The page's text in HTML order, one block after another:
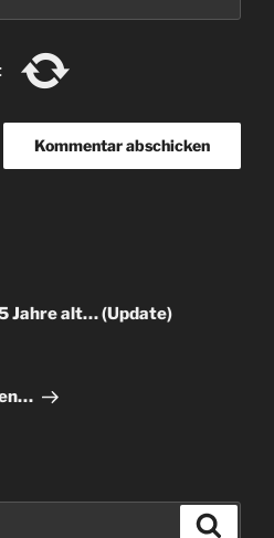
Jahre alt… (Update)